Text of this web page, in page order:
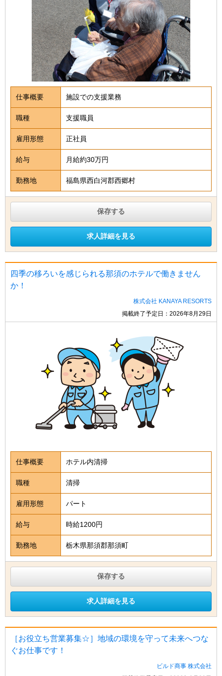
仕事概要 施設での支援業務
職種 支援職員
雇用形態 正社員
給与 月給約30万円
勤務地 福島県西白河郡西郷村
保存する
求人詳細を見る
四季の移ろいを感じられる那須のホテルで働きません
か！
株式会社 KANAYA RESORTS
掲載終了予定日：2026年8月29日
仕事概要 ホテル内清掃
職種 清掃
雇用形態 パート
給与 時給1200円
勤務地 栃木県那須郡那須町
保存する
求人詳細を見る
［お役立ち営業募集☆］地域の環境を守って未来へつな
ぐお仕事です！
ビルド商事 株式会社